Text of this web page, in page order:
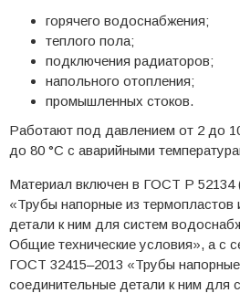
горячего водоснабжения;
теплого пола;
подключения радиаторов;
напольного отопления;
промышленных стоков.
Работают под давлением от 2 до
до 80 °C с аварийными
Материал включен в ГОСТ Р 52134
«Трубы напорные из термопластов
детали к ним для систем
Общие технические условия», а с
ГОСТ 32415–2013 «Трубы
соединительные детали к ним для